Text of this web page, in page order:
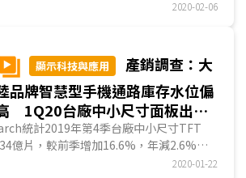
求的平板電腦應用，估可反彈達36.8%。
能手機面板生產，出貨量反可望有小幅季
2季相比，因彩晶在華映財務危機後即積極
漸提升生產中尺寸面板比重，出貨年減幅將
創年減幅則恐較大。
退出LCD市場，雖因IT應用急單暫時放慢
者已展開轉單動作。京東方、華星光電、
板出貨，以降低第2季因LCD TV面板需求
。
為連續4季較前一年同期減少，主因陸廠擴
平均(減幅10.3%)，主要係韓廠減產及大
部分訂單轉向台廠。
台廠大尺寸面板出貨因素，在需求方
淡季，新型冠狀病毒疫情發展將進一步打
；供給面主要有利因素為韓廠繼續減產，
城、封閉式管理措施，上游材料及零組件
觀台廠大尺寸面板前段製程產線均在台
2020-02-06
顯示科技與應用
產銷調查：大
品牌智慧型手機通路庫存水位偏
1Q20台廠中小尺寸面板出貨
將季減23.6%
億片，較前季增加16.6%，年減2.6%，
年度出貨量目標而對手機及平板電腦面板
2020-01-22